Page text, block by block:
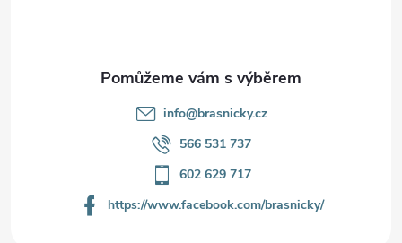
info@brasnicky.cz
566 531 737
602 629 717
https://www.facebook.com/brasnicky/